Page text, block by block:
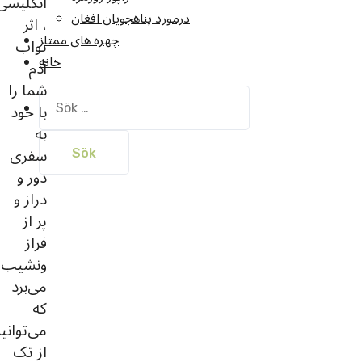
درمورد پناهجويان افغان
چهره های ممتاز
خانه
Sök
efter:
، اثر
تواب
آدم
شما را
با خود
به
سفری
دور و
دراز و
پر از
فراز
ونشیب
می‌برد
که
از تک